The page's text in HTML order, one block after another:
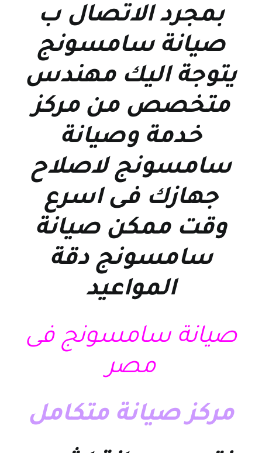
بمجرد الاتصال ب
صيانة سامسونج
يتوجة اليك مهندس
متخصص من مركز
خدمة وصيانة
سامسونج لاصلاح
جهازك فى اسرع
وقت ممكنصيانة
سامسونجدقة
المواعيد
صيانة سامسونج فى
مصر
مركز صيانة متكامل